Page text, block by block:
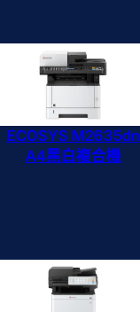
ECOSYS M2635dn
A4黑白複合機